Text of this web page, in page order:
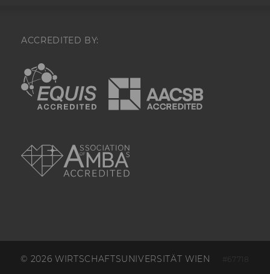
ACCREDITED BY:
EQUIS
© 2026 WIRTSCHAFTSUNIVERSITÄT WIEN #67718
_hjIncludedInSessionSample_
_hjTLDTest
_hjTLDTest-
verschiedene
Teilstrings,